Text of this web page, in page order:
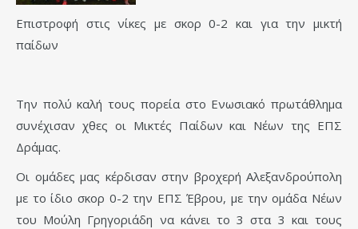
Επιστροφή στις νίκες με σκορ 0-2 και για την μικτή
παίδων
Την πολύ καλή τους πορεία στο Ενωσιακό πρωτάθλημα
συνέχισαν χθες οι Μικτές Παίδων και Νέων της ΕΠΣ
Δράμας.
Οι ομάδες μας κέρδισαν στην βροχερή Αλεξανδρούπολη
με το ίδιο σκορ 0-2 την ΕΠΣ Έβρου, με την ομάδα Νέων
του Μούλη Γρηγοριάδη να κάνει το 3 στα 3 και τους